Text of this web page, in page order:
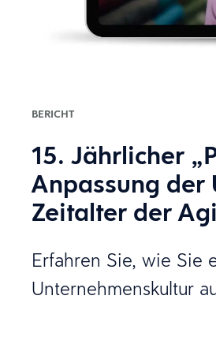
BERICHT
15. Jährlicher
Anpassung der
Zeitalter der
Erfahren Sie, wie Sie
Unternehmenskultur